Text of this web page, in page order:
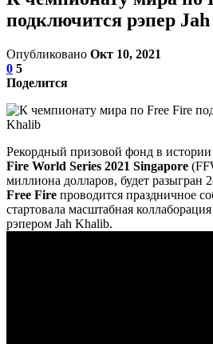
подключится рэпер
Опубликовано Окт 10, 2021
0 5
Поделится
Рекордный призовой фонд в
Fire World Series 2021 Singapore
миллиона долларов, будет разыгран
Free Fire проводится праздничное
стартовала масштабная
рэпером Jah Khalib.